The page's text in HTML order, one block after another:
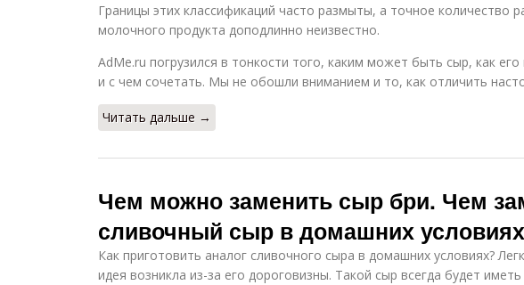
Границы этих классификаций часто размыты, а точное количество
молочного продукта доподлинно неизвестно.
AdMe.ru погрузился в тонкости того, каким может быть сыр, как его
и с чем сочетать. Мы не обошли вниманием и то, как отличить
Читать дальше →
Чем можно заменить сыр бри. Чем
сливочный сыр в домашних условиях
Как приготовить аналог сливочного сыра в домашних условиях?
идея возникла из-за его дороговизны. Такой сыр всегда будет